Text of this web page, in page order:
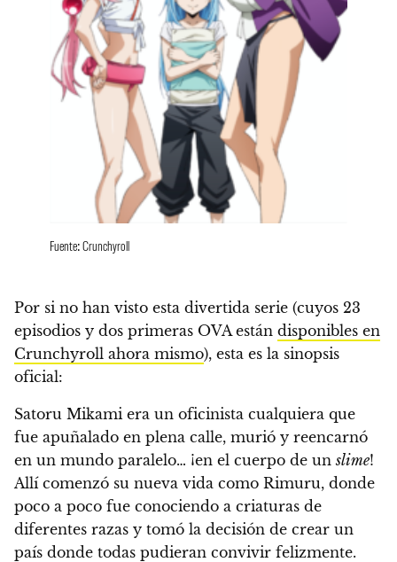
Fuente: Crunchyroll
Por si no han visto esta divertida serie (cuyos 23
episodios y dos primeras OVA están disponibles en
Crunchyroll ahora mismo), esta es la sinopsis
oficial:
Satoru Mikami era un oficinista cualquiera que
fue apuñalado en plena calle, murió y reencarnó
en un mundo paralelo… ¡en el cuerpo de unslime!
Allí comenzó su nueva vida como Rimuru, donde
poco a poco fue conociendo a criaturas de
diferentes razas y tomó la decisión de crear un
país donde todas pudieran convivir felizmente.